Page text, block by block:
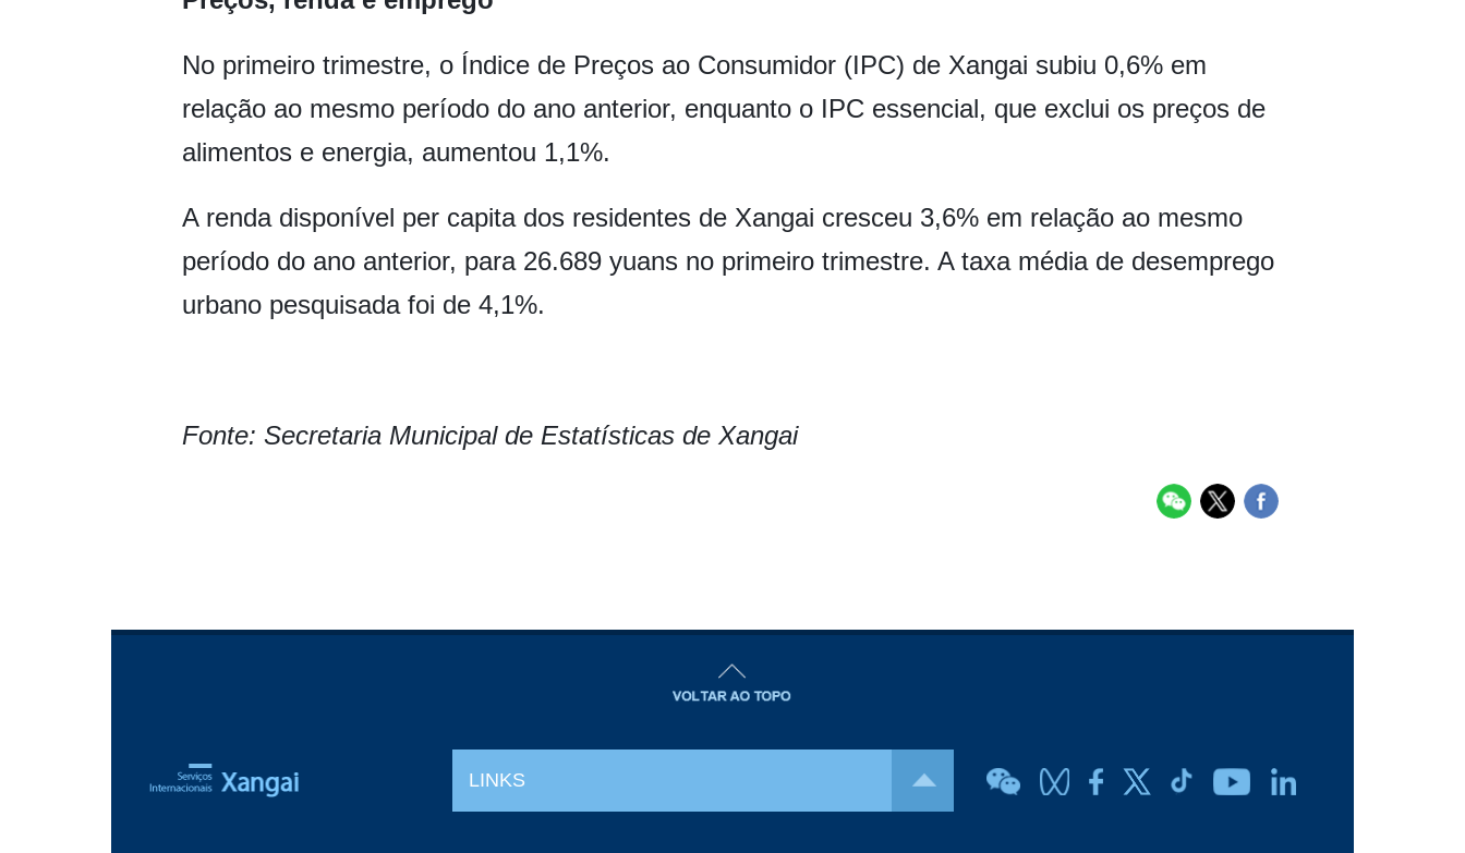
No primeiro trimestre, o Índice de Preços ao Consumidor (IPC) de Xangai subiu 0,6% em
relação ao mesmo período do ano anterior, enquanto o IPC essencial, que exclui os preços de
alimentos e energia, aumentou 1,1%.
A renda disponível per capita dos residentes de Xangai cresceu 3,6% em relação ao mesmo
período do ano anterior, para 26.689 yuans no primeiro trimestre. A taxa média de desemprego
urbano pesquisada foi de 4,1%.
Fonte: Secretaria Municipal de Estatísticas de Xangai
LINKS